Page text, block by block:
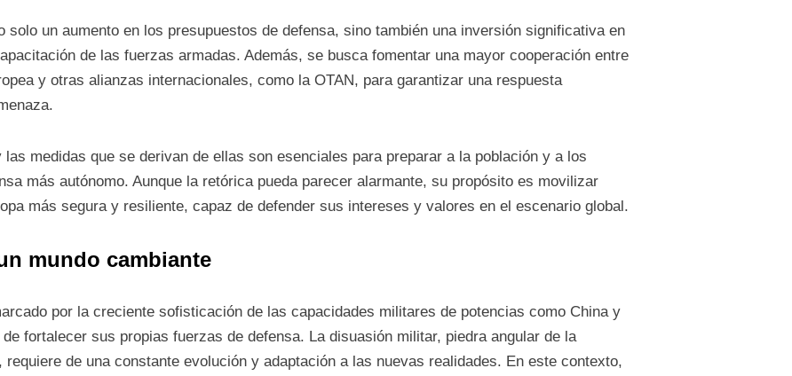
solo un aumento en los presupuestos de defensa, sino también una inversión significativa en
de las fuerzas armadas. Además, se busca fomentar una mayor cooperación entre
y otras alianzas internacionales, como la OTAN, para garantizar una respuesta
medidas que se derivan de ellas son esenciales para preparar a la población y a los
más autónomo. Aunque la retórica pueda parecer alarmante, su propósito es movilizar
más segura y resiliente, capaz de defender sus intereses y valores en el escenario global.
mundo cambiante
por la creciente sofisticación de las capacidades militares de potencias como China y
fortalecer sus propias fuerzas de defensa. La disuasión militar, piedra angular de la
de una constante evolución y adaptación a las nuevas realidades. En este contexto,